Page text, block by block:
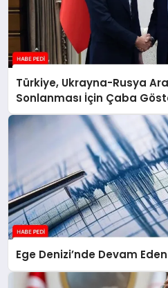
Türkiye, Ukrayna-Rusya
Sonlanması İçin Çaba
Ege Denizi’nde Devam